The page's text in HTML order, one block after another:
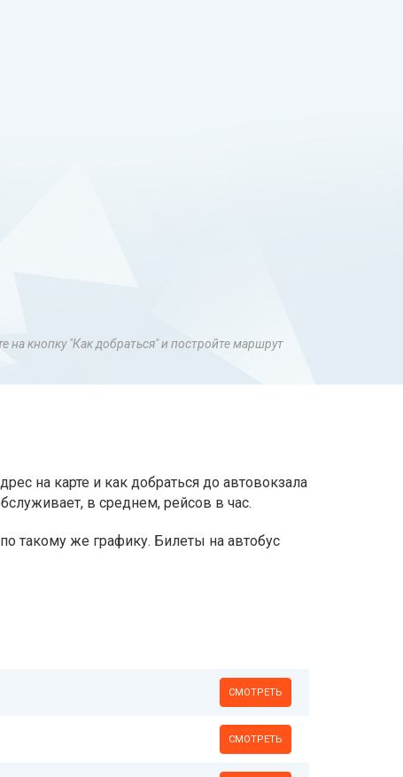
на кнопку "Как добраться" и постройте маршрут
на карте и как добраться до автовокзала
в среднем, рейсов в час.
такому же графику. Билеты на автобус
СМОТРЕТЬ
СМОТРЕТЬ